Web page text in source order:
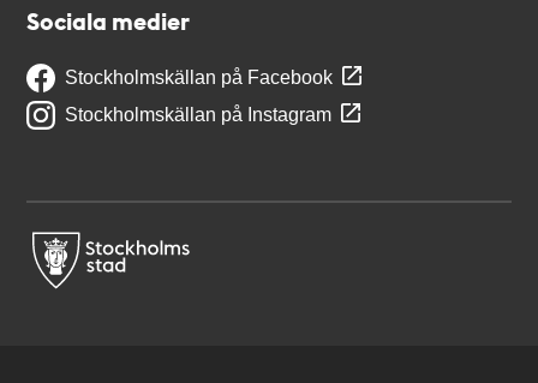
Sociala medier
Stockholmskällan på Facebook
Stockholmskällan på Instagram